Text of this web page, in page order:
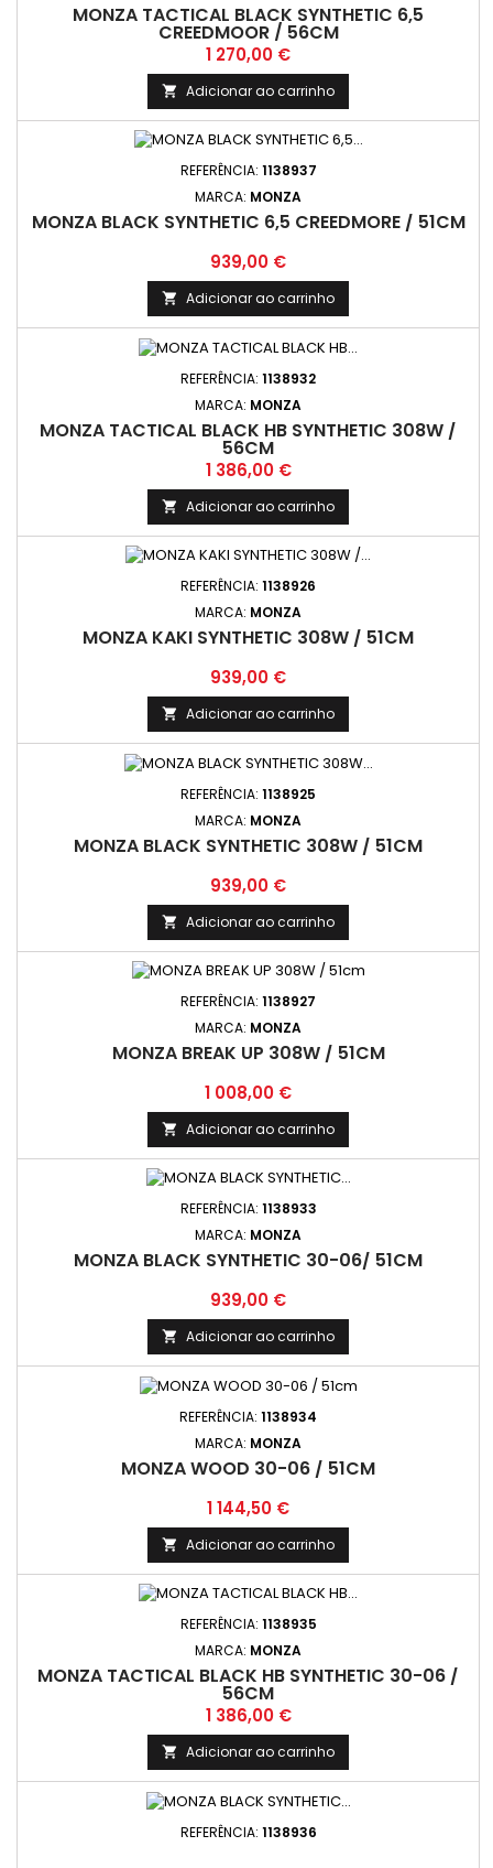
MONZA TACTICAL BLACK SYNTHETIC 6,5
CREEDMOOR / 56CM
Preço
1 270,00 €
 Adicionar ao carrinho
REFERÊNCIA: 1138937
MARCA: MONZA
MONZA BLACK SYNTHETIC 6,5 CREEDMORE / 51CM
Preço
939,00 €
 Adicionar ao carrinho
REFERÊNCIA: 1138932
MARCA: MONZA
MONZA TACTICAL BLACK HB SYNTHETIC 308W /
56CM
Preço
1 386,00 €
 Adicionar ao carrinho
REFERÊNCIA: 1138926
MARCA: MONZA
MONZA KAKI SYNTHETIC 308W / 51CM
Preço
939,00 €
 Adicionar ao carrinho
REFERÊNCIA: 1138925
MARCA: MONZA
MONZA BLACK SYNTHETIC 308W / 51CM
Preço
939,00 €
 Adicionar ao carrinho
REFERÊNCIA: 1138927
MARCA: MONZA
MONZA BREAK UP 308W / 51CM
Preço
1 008,00 €
 Adicionar ao carrinho
REFERÊNCIA: 1138933
MARCA: MONZA
MONZA BLACK SYNTHETIC 30-06/ 51CM
Preço
939,00 €
 Adicionar ao carrinho
REFERÊNCIA: 1138934
MARCA: MONZA
MONZA WOOD 30-06 / 51CM
Preço
1 144,50 €
 Adicionar ao carrinho
REFERÊNCIA: 1138935
MARCA: MONZA
MONZA TACTICAL BLACK HB SYNTHETIC 30-06 /
56CM
Preço
1 386,00 €
 Adicionar ao carrinho
REFERÊNCIA: 1138936